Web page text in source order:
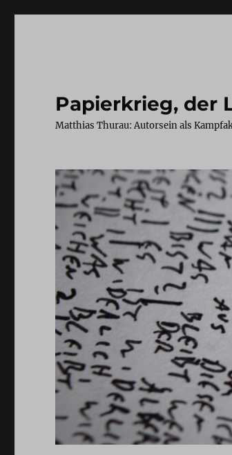
Papierkrieg, der
Matthias Thurau: Autorsein als